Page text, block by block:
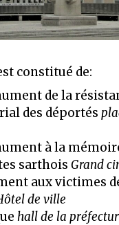
constitué de:
de la
des déportés
à la
sarthois Grand
aux victimes
de ville
hall de la